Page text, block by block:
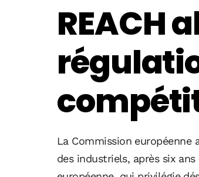
REACH
La Commission
des industriels, après six